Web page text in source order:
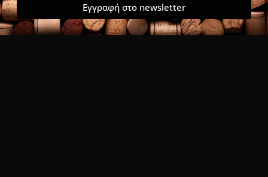
Εγγραφή στο newsletter